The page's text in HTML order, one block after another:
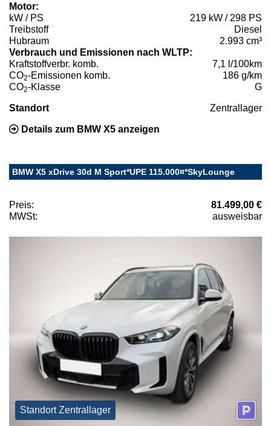
Motor:
kW / PS
219 kW / 298 PS
Treibstoff
Diesel
Hubraum
2.993 cm³
Verbrauch und Emissionen nach WLTP:
Kraftstoffverbr. komb.
7,1 l/100km
CO2-Emissionen komb.
186 g/km
CO2-Klasse G
Standort Zentrallager
Details zum BMW X5 anzeigen
BMW X5 xDrive 30d M Sport*UPE 115.000¤*SkyLounge
Preis:
81.499,00 €
MWSt:
ausweisbar
Standort Zentrallager